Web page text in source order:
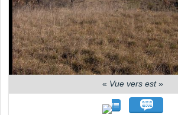
« Vue vers est»